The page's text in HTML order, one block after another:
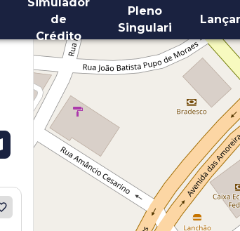
de
Crédito
Pleno
Singulari